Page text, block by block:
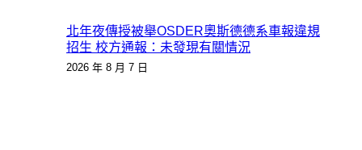
北年夜傳授被舉OSDER奧斯德德系車報違規
招生 校方通報：未發現有關情況
2026 年 8 月 7 日